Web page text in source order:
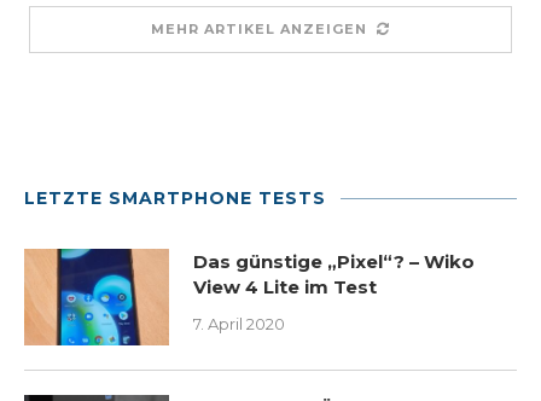
MEHR ARTIKEL ANZEIGEN
LETZTE SMARTPHONE TESTS
Das günstige „Pixel“? – Wiko
View 4 Lite im Test
7. April 2020